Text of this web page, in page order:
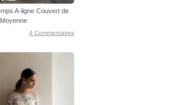
A-ligne Couvert de
4 Commentaires